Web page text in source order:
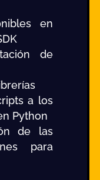
en
de
a los
Python
de las
para